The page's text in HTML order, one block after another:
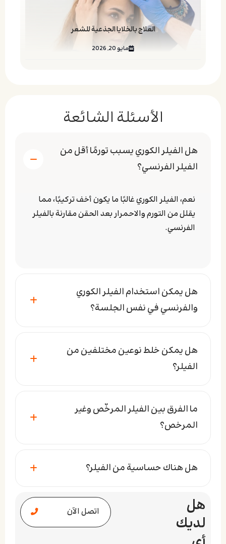
العلاج بالخلايا الجذعية للشعر
مايو 20, 2026
الأسئلة الشائعة
هل الفيلر الكوري يسبب تورمًا أقل من
الفيلر الفرنسي؟
نعم، الفيلر الكوري غالبًا ما يكون أخف تركيبًا، مما
يقلل من التورم والاحمرار بعد الحقن مقارنة بالفيلر
الفرنسي.
هل يمكن استخدام الفيلر الكوري
والفرنسي في نفس الجلسة؟
هل يمكن خلط نوعين مختلفين من
الفيلر؟
ما الفرق بين الفيلر المرخّص وغير
المرخص؟
هل هناك حساسية من الفيلر؟
اتصل الآن
هل
لديك